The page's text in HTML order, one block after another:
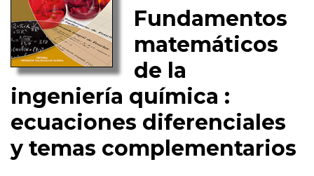
Fundamentos
matemáticos
de la
ingeniería química :
ecuaciones diferenciales
y temas complementarios